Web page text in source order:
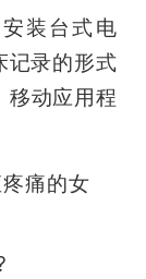
装台式电
记录的形式
移动应用程
痛的女